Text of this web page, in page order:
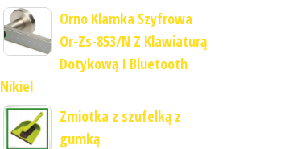
Orno Klamka Szyfrowa
Or-Zs-853/N Z Klawiaturą
Dotykową I Bluetooth
Nikiel
Zmiotka z szufelką z
gumką